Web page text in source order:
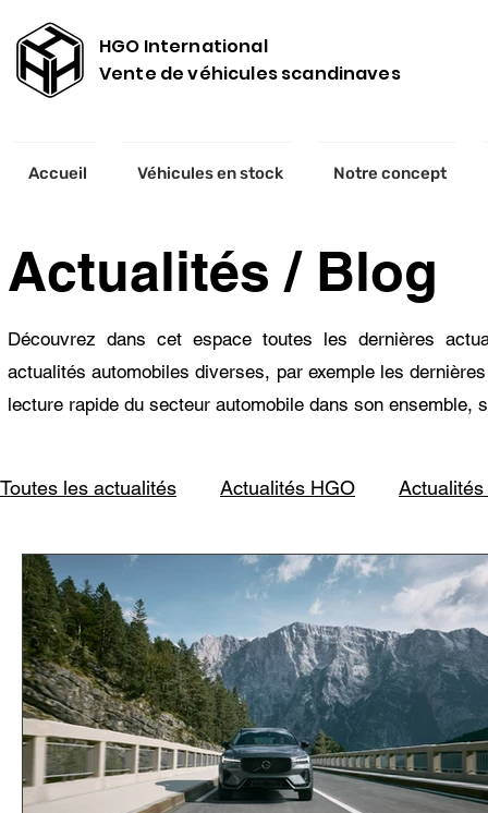
HGO International
Vente de véhicules scandinaves
Accueil Véhicules en stock Notre concept
Découvrez dans cet espace toutes les dernières
actualités automobiles diverses, par exemple les
lecture rapide du secteur automobile dans son
Toutes les actualités Actualités HGO Actualités
Actualités / Blog